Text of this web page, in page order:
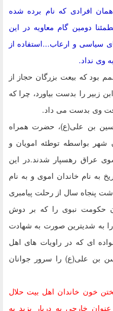
افرادی که نام برده شده
دومین گام معاویه در این
سیاسی و ارعاب...استفاده از
وی نداد.
که بیعت بزرگان حجاز از
زبیر را بدست بیاورد، چرا که
وی بدست می داد.
حسین بن علی(ع)، حضرت همراه
بواسطه توطئه امویان و
عراق رهسپار شدند.در این
به نام خاندان اموی و به نام
پنجاه سال از رحلت پیامبری
حکومت نبوی را که بر دوش
به شدیترین صورت به شهادت
ای که در راویات های اهل
بن علی(ع) را سرور جوانان
خون خاندان اهل بیت حلال
خارجی به دربار یزید به